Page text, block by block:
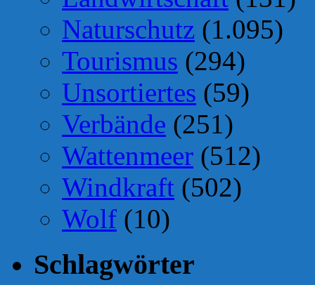
Naturschutz (1.095)
Tourismus (294)
Unsortiertes (59)
Verbände (251)
Wattenmeer (512)
Windkraft (502)
Wolf (10)
Schlagwörter